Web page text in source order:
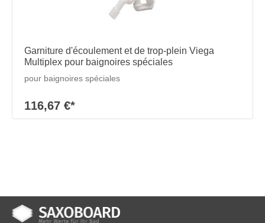
Garniture d'écoulement et de trop-plein Viega
Multiplex pour baignoires spéciales
pour baignoires spéciales
116,67 €*